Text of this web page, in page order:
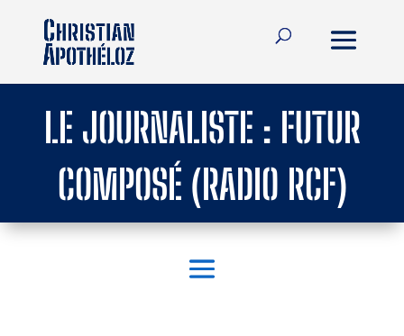
LE JOURNALISTE : FUTUR
COMPOSÉ (RADIO RCF)